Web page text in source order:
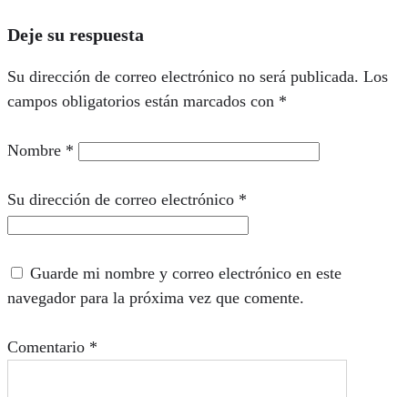
Deje su respuesta
Su dirección de correo electrónico no será publicada. Los
campos obligatorios están marcados con *
Nombre *
Su dirección de correo electrónico *
Guarde mi nombre y correo electrónico en este
navegador para la próxima vez que comente.
Comentario *